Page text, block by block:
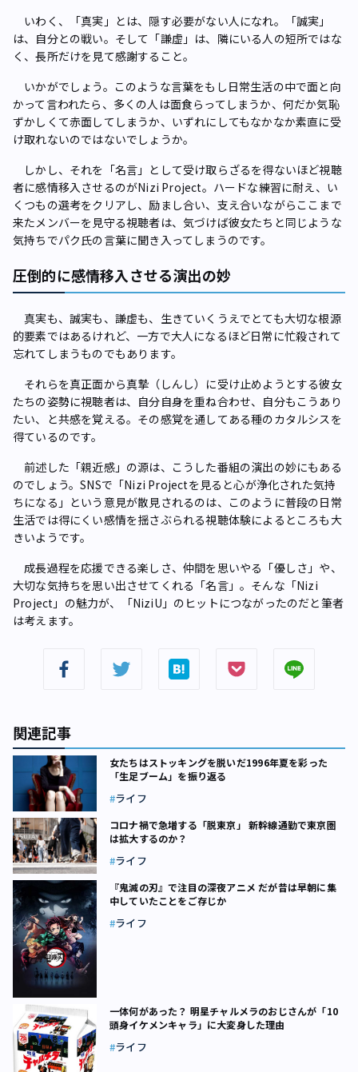
いわく、「真実」とは、隠す必要がない人になれ。「誠実」
は、自分との戦い。そして「謙虚」は、隣にいる人の短所ではな
く、長所だけを見て感謝すること――。
いかがでしょう。このような言葉をもし日常生活の中で面と向
かって言われたら、多くの人は面食らってしまうか、何だか気恥
ずかしくて赤面してしまうか、いずれにしてもなかなか素直に受
け取れないのではないでしょうか。
しかし、それを「名言」として受け取らざるを得ないほど視聴
者に感情移入させるのがNizi Project。ハードな練習に耐え、い
くつもの選考をクリアし、励まし合い、支え合いながらここまで
来たメンバーを見守る視聴者は、気づけば彼女たちと同じような
気持ちでパク氏の言葉に聞き入ってしまうのです。
圧倒的に感情移入させる演出の妙
真実も、誠実も、謙虚も、生きていくうえでとても大切な根源
的要素ではあるけれど、一方で大人になるほど日常に忙殺されて
忘れてしまうものでもあります。
それらを真正面から真摯（しんし）に受け止めようとする彼女
たちの姿勢に視聴者は、自分自身を重ね合わせ、自分もこうあり
たい、と共感を覚える。その感覚を通してある種のカタルシスを
得ているのです。
前述した「親近感」の源は、こうした番組の演出の妙にもある
のでしょう。SNSで「Nizi Projectを見ると心が浄化された気持
ちになる」という意見が散見されるのは、このように普段の日常
生活では得にくい感情を揺さぶられる視聴体験によるところも大
きいようです。
成長過程を応援できる楽しさ、仲間を思いやる「優しさ」や、
大切な気持ちを思い出させてくれる「名言」。そんな「Nizi
Project」の魅力が、「NiziU」のヒットにつながったのだと筆者
は考えます。
関連記事
女たちはストッキングを脱いだ――1996年夏を彩った
「生足ブーム」を振り返る
ライフ
コロナ禍で急増する「脱東京」 新幹線通勤で東京圏
は拡大するのか？
ライフ
『鬼滅の刃』で注目の深夜アニメ だが昔は早朝に集
中していたことをご存じか
ライフ
一体何があった？ 明星チャルメラのおじさんが「10
頭身イケメンキャラ」に大変身した理由
ライフ